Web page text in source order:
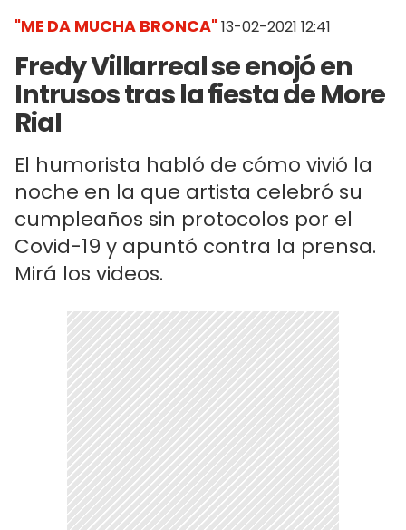
"ME DA MUCHA BRONCA"13-02-2021 12:41
Fredy Villarreal se enojó en
Intrusos tras la fiesta de More
Rial
El humorista habló de cómo vivió la
noche en la que artista celebró su
cumpleaños sin protocolos por el
Covid-19 y apuntó contra la prensa.
Mirá los videos.